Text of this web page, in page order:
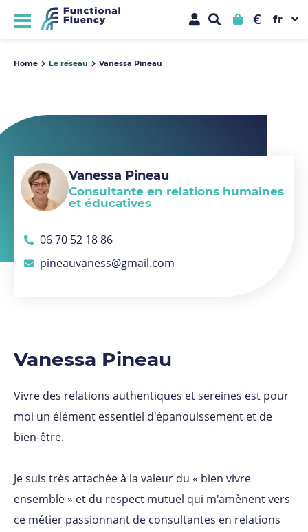
€
Home Le réseau Vanessa Pineau
Vanessa Pineau
Consultante en relations humaines
et éducatives
06 70 52 18 86
pineauvaness@gmail.com
Vanessa Pineau
Vivre des relations authentiques et sereines est pour
moi un élément essentiel d'épanouissement et de
bien-être.
Je suis très attachée à la valeur du « bien vivre
ensemble » et du respect mutuel qui m'amènent vers
ce métier passionnant de consultantes en relations